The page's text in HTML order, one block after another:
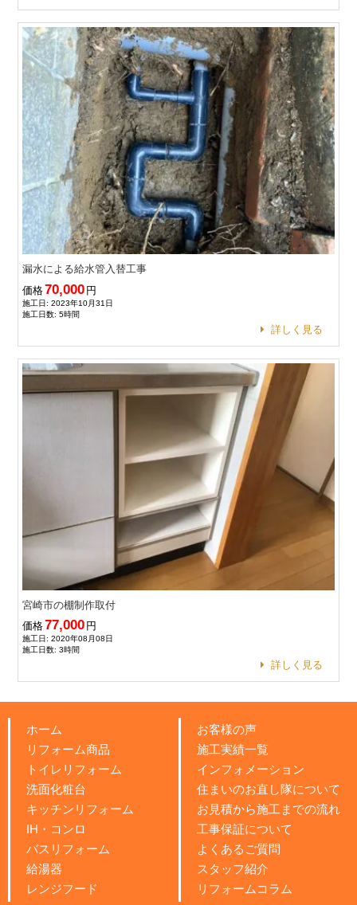
漏水による給水管入替工事
価格70,000 円
施工日: 2023年10月31日
施工日数: 5時間
詳しく見る
宮崎市の棚制作取付
価格77,000 円
施工日: 2020年08月08日
施工日数: 3時間
詳しく見る
ホーム
リフォーム商品
トイレリフォーム
洗面化粧台
キッチンリフォーム
IH・コンロ
バスリフォーム
給湯器
レンジフード
お客様の声
施工実績一覧
インフォメーション
住まいのお直し隊について
お見積から施工までの流れ
工事保証について
よくあるご質問
スタッフ紹介
リフォームコラム